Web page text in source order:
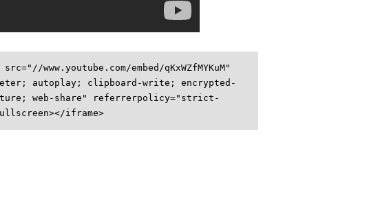
www.youtube.com/embed/qKxWZfMYKuM"
autoplay; clipboard-write; encrypted-
web-share" referrerpolicy="strict-
iframe>